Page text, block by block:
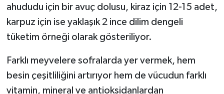
ahududu için bir avuç dolusu, kiraz için 12-15 adet,
karpuz için ise yaklaşık 2 ince dilim dengeli
tüketim örneği olarak gösteriliyor.
Farklı meyvelere sofralarda yer vermek, hem
besin çeşitliliğini artırıyor hem de vücudun farklı
vitamin, mineral ve antioksidanlardan